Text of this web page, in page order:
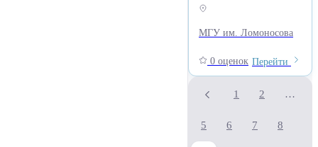
МГУ им. Ломоносова
0 оценок Перейти
1 2 …
5 6 7 8